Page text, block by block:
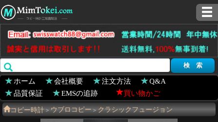
ホーム 会社概要 注文方法
Q&A
品質保証
EMSの追跡 買い物かご
コピー時計 > ウブロコピー > クラシックフュージョン